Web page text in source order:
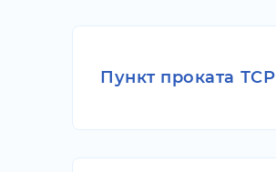
Пункт проката ТСР